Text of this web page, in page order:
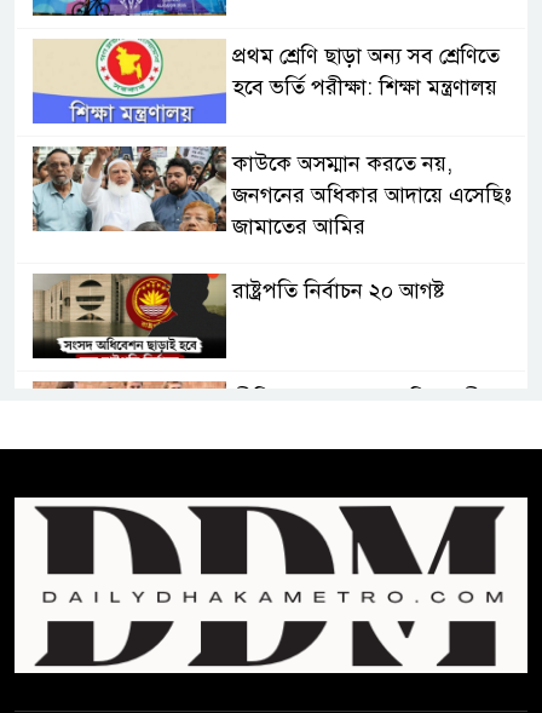
প্রথম শ্রেণি ছাড়া অন্য সব শ্রেণিতে
হবে ভর্তি পরীক্ষা: শিক্ষা মন্ত্রণালয়
কাউকে অসম্মান করতে নয়,
জনগনের অধিকার আদায়ে এসেছিঃ
জামাতের আমির
রাষ্ট্রপতি নির্বাচন ২০ আগষ্ট
প্রীতির সাথে প্রেম নয় ছিল গভীর
জুলাই সনদ ও জুলাই যোদ্ধা সংবর্ধনা
অনুষ্ঠানে বিশৃঙ্খলায় ক্ষুদ্ধ ভারপ্রাপ্ত
রাষ্ট্রপতি
আমরা যদি বলি জুলাই কার, তাহলে
তো জুলাই কারওই থাকবে না: